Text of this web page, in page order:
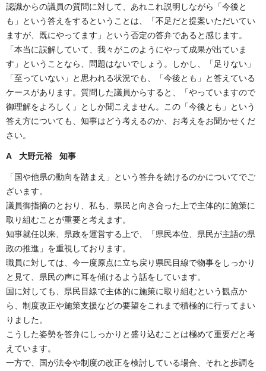
認識からの議員の質問に対して、あれこれ説明しながら「今後と
も」という答えをするということは、「不足だと提案いただいてい
ますが、既にやってます」という否定の答弁であると感じます。
「本当に誤解していて、我々がこのようにやって成果が出ていま
す」ということなら、問題はないでしょう。しかし、「足りない」
「至っていない」と思われる状況でも、「今後とも」と答えている
ケースがあります。質問した議員からすると、「やっていますので
御理解をよろしく」としか聞こえません。この「今後とも」という
答え方についても、知事はどう考えるのか、お考えをお聞かせくだ
さい。
A 大野元裕 知事
「国や他県の動向を踏まえ」という答弁を続けるのかについてでご
ざいます。
議員御指摘のとおり、私も、県民と向き合った上で主体的に施策に
取り組むことが重要と考えます。
知事就任以来、県政を運営する上で、「県民本位、県民が主語の県
政の推進」を重視しております。
職員に対しては、今一度原点に立ち戻り県民目線で物事をしっかり
と見て、県民の声に耳を傾けるよう話をしています。
国に対しても、県民目線で主体的に施策に取り組むという観点か
ら、制度改正や施策支援などの要望をこれまで積極的に行ってまい
りました。
こうした姿勢を答弁にしっかりと盛り込むことは極めて重要だと考
えています。
一方で、国が法令や制度の改正を検討している場合、それと歩調を